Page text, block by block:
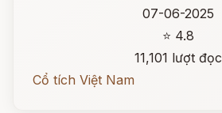
07-06-2025
⭐ 4.8
11,101 lượt đọc
Cổ tích Việt Nam